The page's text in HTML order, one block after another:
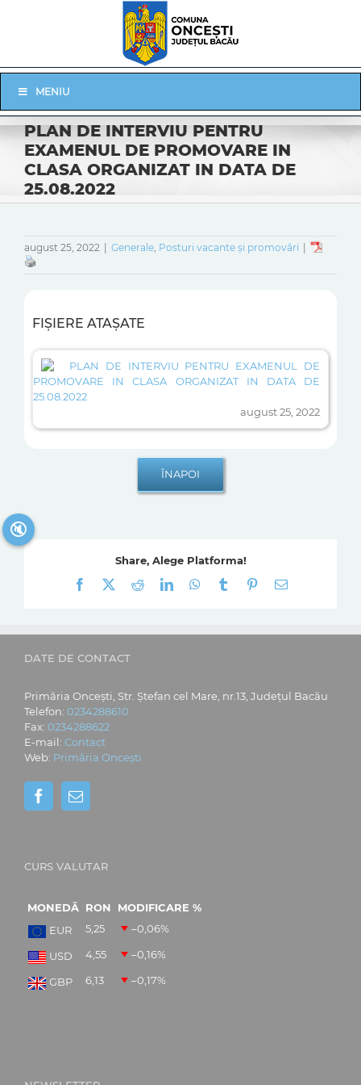
Navigation
MENIU
PLAN DE INTERVIU PENTRU
EXAMENUL DE PROMOVARE IN
CLASA ORGANIZAT IN DATA DE
25.08.2022
august 25, 2022 Generale, Posturi vacante și promovări
FIȘIERE ATAȘATE
PLAN DE INTERVIU PENTRU EXAMENUL DE
PROMOVARE IN CLASA ORGANIZAT IN DATA DE
25.08.2022
august 25, 2022
Share, Alege Platforma!
Facebook
RedditLinkedInWhatsApp
Tumblr Pinterest
E-
DATE DE CONTACT
Primăria Oncești, Str. Ștefan cel Mare, nr.13, Județul Bacău
Telefon: 0234288610
Fax: 0234288622
E-mail: Contact
Web: Primăria Oncești
CURS VALUTAR
MONEDĂ RON
MODIFICARE %
EUR
5,25 –0,06%
USD 4,55 –0,16%
GBP 6,13 –0,17%
🔇